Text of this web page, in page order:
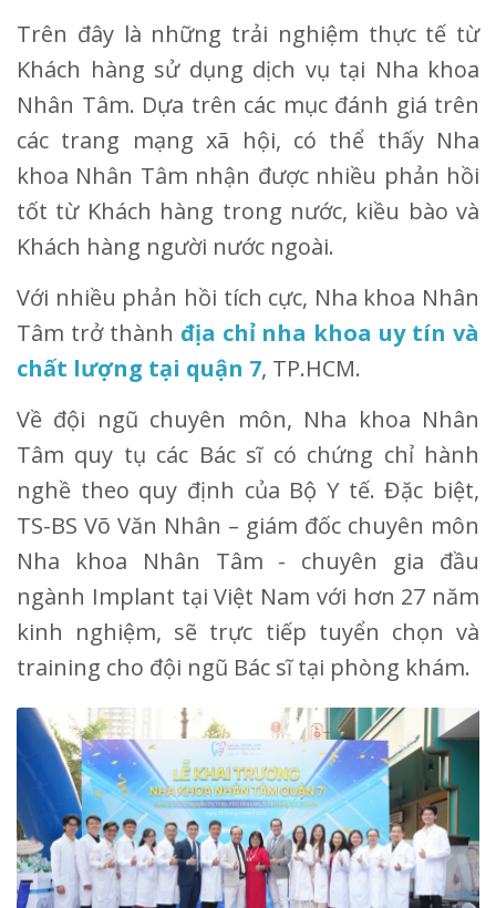
Trên đây là những trải nghiệm thực tế từ
Khách hàng sử dụng dịch vụ tại Nha khoa
Nhân Tâm. Dựa trên các mục đánh giá trên
các trang mạng xã hội, có thể thấy Nha
khoa Nhân Tâm nhận được nhiều phản hồi
tốt từ Khách hàng trong nước, kiều bào và
Khách hàng người nước ngoài.
Với nhiều phản hồi tích cực, Nha khoa Nhân
Tâm trở thành địa chỉ nha khoa uy tín và
chất lượng tại quận 7, TP.HCM.
Về đội ngũ chuyên môn, Nha khoa Nhân
Tâm quy tụ các Bác sĩ có chứng chỉ hành
nghề theo quy định của Bộ Y tế. Đặc biệt,
TS-BS Võ Văn Nhân – giám đốc chuyên môn
Nha khoa Nhân Tâm - chuyên gia đầu
ngành Implant tại Việt Nam với hơn 27 năm
kinh nghiệm, sẽ trực tiếp tuyển chọn và
training cho đội ngũ Bác sĩ tại phòng khám.